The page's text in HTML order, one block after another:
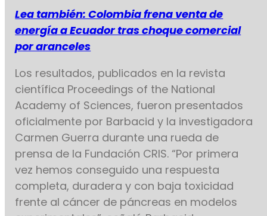
Lea también: Colombia frena venta de
energía a Ecuador tras choque comercial
por aranceles
Los resultados, publicados en la revista
científica Proceedings of the National
Academy of Sciences, fueron presentados
oficialmente por Barbacid y la investigadora
Carmen Guerra durante una rueda de
prensa de la Fundación CRIS. “Por primera
vez hemos conseguido una respuesta
completa, duradera y con baja toxicidad
frente al cáncer de páncreas en modelos